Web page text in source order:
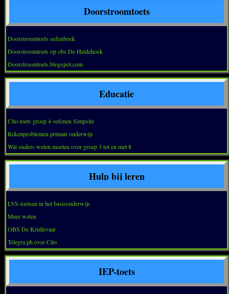
Doorstroomtoets
Doorstroomtoets oefenboek
Doorstroomtoets op obs De Heidehoek
Doorstroomtoets.blogspot.com
Educatie
Cito-toets groep 4 oefenen Simpsite
Rekenproblemen primair onderwijs
Wat ouders weten moeten over groep 3 tot en met 8
Hulp bij leren
LVS-toetsen in het basisonderwijs
Meer weten
OBS De Krullevaar
Telegra.ph over Cito
IEP-toets